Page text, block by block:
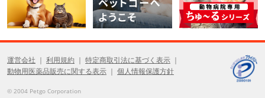
運営会社 利用規約
特定商取引法に基づく表示
動物用医薬品販売に関する表示
個人情報保護方針
© 2004 Petgo Corporation